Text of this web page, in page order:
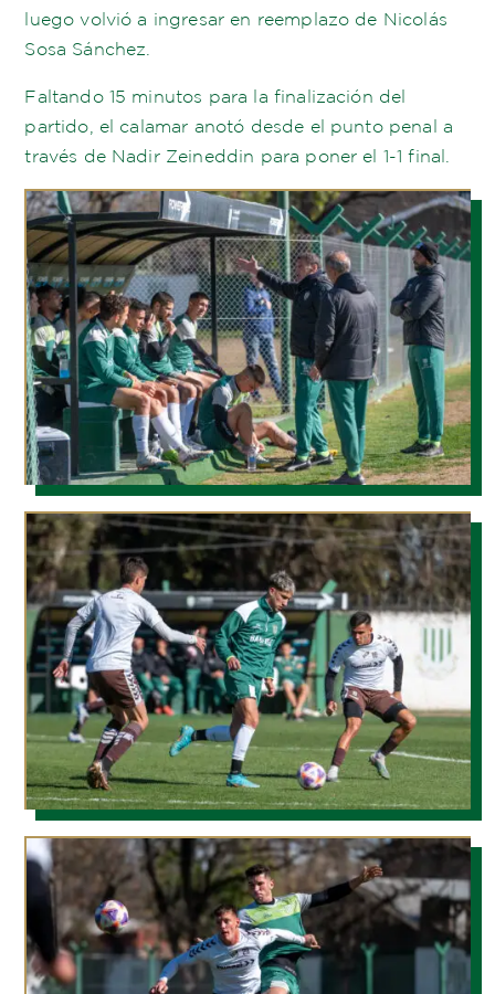
luego volvió a ingresar en reemplazo de Nicolás
Sosa Sánchez.
Faltando 15 minutos para la finalización del
partido, el calamar anotó desde el punto penal a
través de Nadir Zeineddin para poner el 1-1 final.